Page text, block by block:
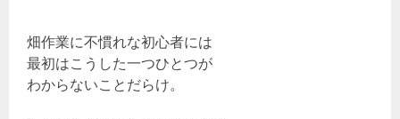
畑作業に不慣れな初心者には
最初はこうした一つひとつが
わからないことだらけ。